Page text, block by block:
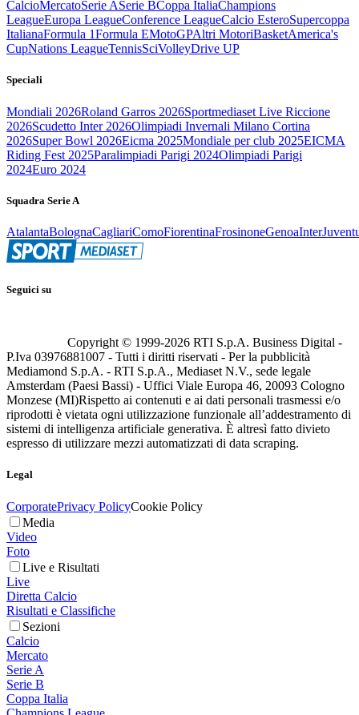
CalcioMercatoSerie ASerie BCoppa ItaliaChampions
LeagueEuropa LeagueConference LeagueCalcio EsteroSupercoppa
ItalianaFormula 1Formula EMotoGPAltri MotoriBasketAmerica's
CupNations LeagueTennisSciVolleyDrive UP
Speciali
Mondiali 2026Roland Garros 2026Sportmediaset Live Riccione
2026Scudetto Inter 2026Olimpiadi Invernali Milano Cortina
2026Super Bowl 2026Eicma 2025Mondiale per club 2025EICMA
Riding Fest 2025Paralimpiadi Parigi 2024Olimpiadi Parigi
2024Euro 2024
Squadra Serie A
AtalantaBolognaCagliariComoFiorentinaFrosinoneGenoaInter
Seguici su
Copyright © 1999-2026 RTI S.p.A. Business Digital -
P.Iva 03976881007 - Tutti i diritti riservati - Per la pubblicità
Mediamond S.p.A. - RTI S.p.A., Mediaset N.V., sede legale
Amsterdam (Paesi Bassi) - Uffici Viale Europa 46, 20093 Cologno
Monzese (MI)Rispetto ai contenuti e ai dati personali trasmessi e/o
riprodotti è vietata ogni utilizzazione funzionale all’addestramento di
sistemi di intelligenza artificiale generativa. È altresì fatto divieto
espresso di utilizzare mezzi automatizzati di data scraping.
Legal
CorporatePrivacy PolicyCookie Policy
Media
Video
Foto
Live e Risultati
Live
Diretta Calcio
Risultati e Classifiche
Sezioni
Calcio
Mercato
Serie A
Serie B
Coppa Italia